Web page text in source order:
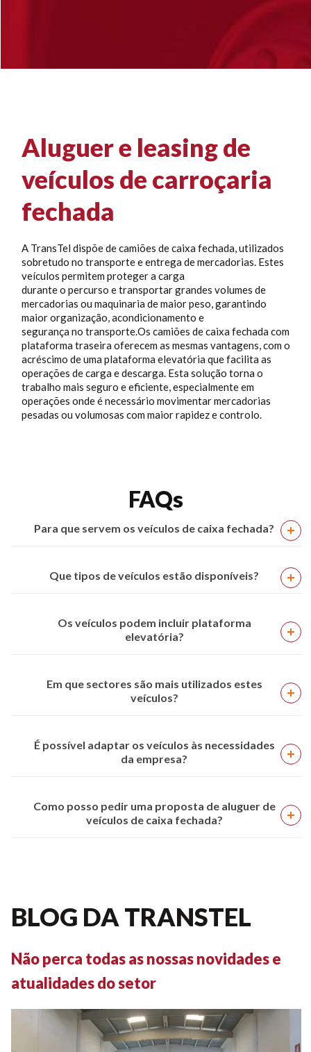
Aluguer e leasing de
veículos de carroçaria
fechada
A TransTel dispõe de camiões de caixa fechada, utilizados
sobretudo no transporte e entrega de mercadorias. Estes
veículos permitem proteger a carga
durante o percurso e transportar grandes volumes de
mercadorias ou maquinaria de maior peso, garantindo
maior organização, acondicionamento e
segurança no transporte.Os camiões de caixa fechada com
plataforma traseira oferecem as mesmas vantagens, com o
acréscimo de uma plataforma elevatória que facilita as
operações de carga e descarga. Esta solução torna o
trabalho mais seguro e eficiente, especialmente em
operações onde é necessário movimentar mercadorias
pesadas ou volumosas com maior rapidez e controlo.
FAQs
Para que servem os veículos de caixa fechada?
Que tipos de veículos estão disponíveis?
Os veículos podem incluir plataforma
elevatória?
Em que sectores são mais utilizados estes
veículos?
É possível adaptar os veículos às necessidades
da empresa?
Como posso pedir uma proposta de aluguer de
veículos de caixa fechada?
BLOG DA TRANSTEL
Não perca todas as nossas novidades e
atualidades do setor